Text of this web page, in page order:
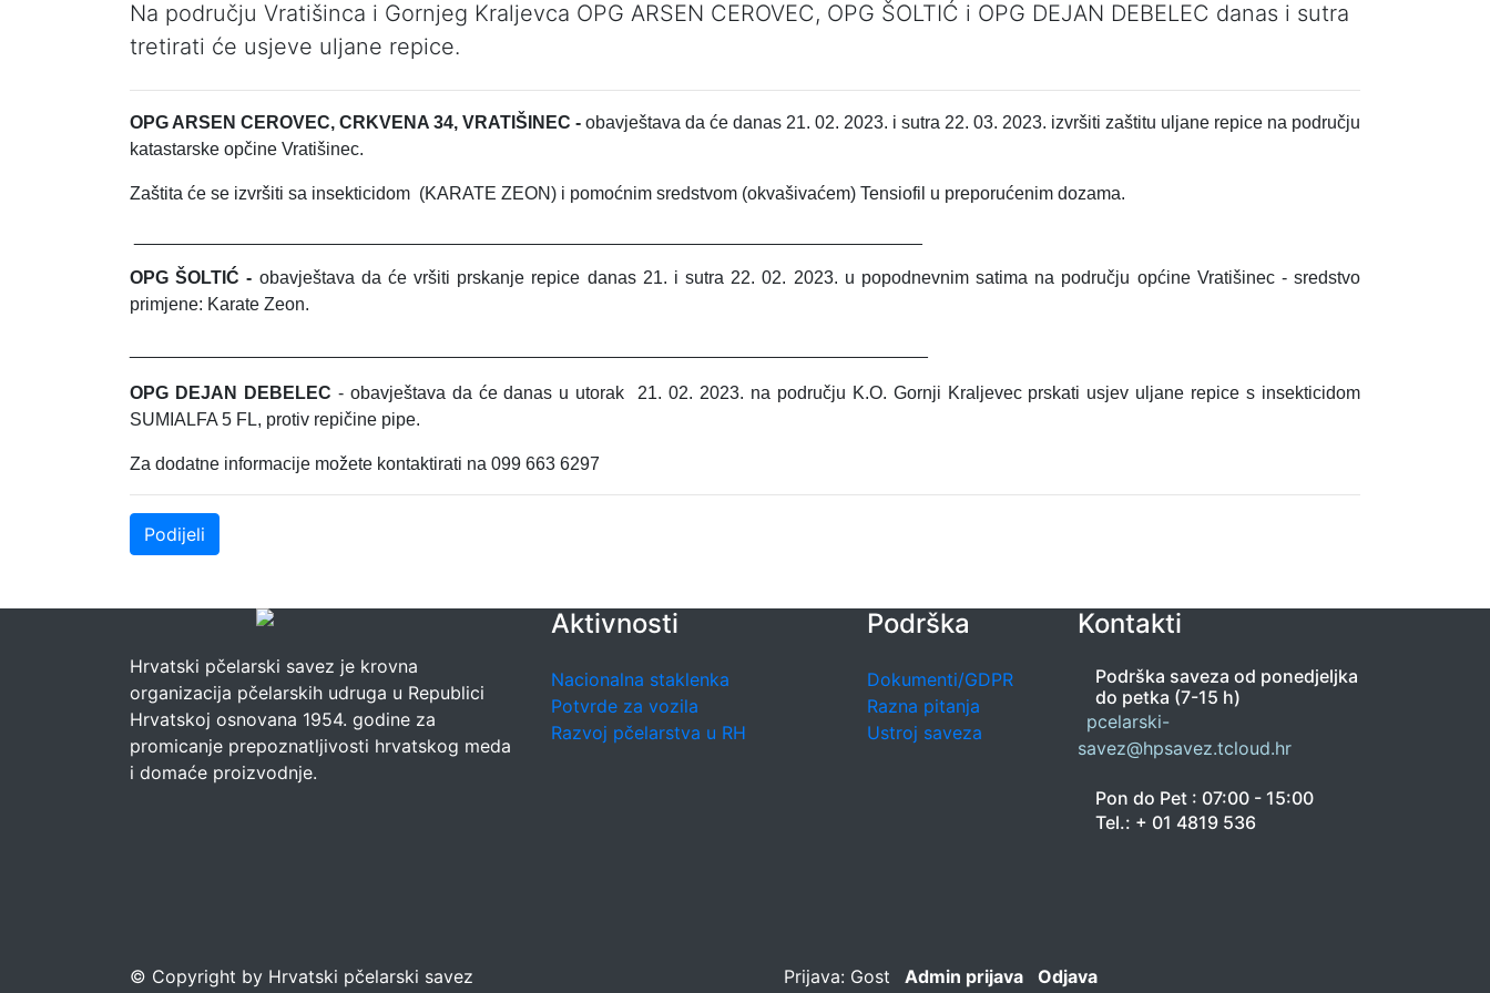
Na području Vratišinca i Gornjeg Kraljevca OPG ARSEN CEROVEC, OPG ŠOLTIĆ i OPG DEJAN DEBELEC danas i sutra
tretirati će usjeve uljane repice.
OPG ARSEN CEROVEC, CRKVENA 34, VRATIŠINEC - obavještava da će danas 21. 02. 2023. i sutra 22. 03. 2023. izvršiti zaštitu uljane repice na području
katastarske opčine Vratišinec.
Zaštita će se izvršiti sa insekticidom (KARATE ZEON) i pomoćnim sredstvom (okvašivaćem) Tensiofil u preporućenim dozama.
OPG ŠOLTIĆ - obavještava da će vršiti prskanje repice danas 21. i sutra 22. 02. 2023. u popodnevnim satima na području općine Vratišinec - sredstvo
primjene: Karate Zeon.
OPG DEJAN DEBELEC - obavještava da će danas u utorak 21. 02. 2023. na području K.O. Gornji Kraljevec prskati usjev uljane repice s insekticidom
SUMIALFA 5 FL, protiv repičine pipe.
Za dodatne informacije možete kontaktirati na 099 663 6297
Podijeli
Hrvatski pčelarski savez je krovna
organizacija pčelarskih udruga u Republici
Hrvatskoj osnovana 1954. godine za
promicanje prepoznatljivosti hrvatskog meda
i domaće proizvodnje.
Aktivnosti
Nacionalna staklenka
Potvrde za vozila
Razvoj pčelarstva u RH
Podrška
Dokumenti/GDPR
Razna pitanja
Ustroj saveza
Kontakti
Podrška saveza od ponedjeljka
do petka (7-15 h)
pcelarski-
savez@hpsavez.tcloud.hr
Pon do Pet : 07:00 - 15:00
Tel.: + 01 4819 536
© Copyright by Hrvatski pčelarski savez Prijava: Gost Admin prijava Odjava